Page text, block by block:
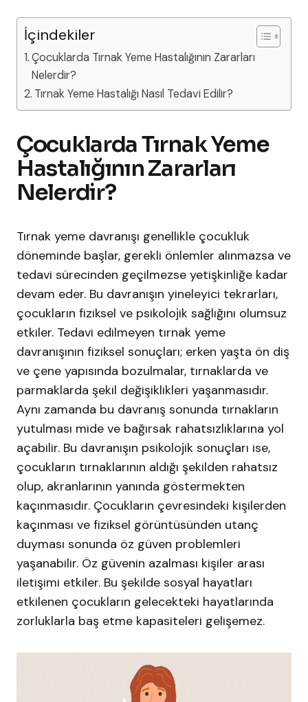
İçindekiler
Çocuklarda Tırnak Yeme Hastalığının Zararları
Nelerdir?
Tırnak Yeme Hastalığı Nasıl Tedavi Edilir?
Çocuklarda Tırnak Yeme
Hastalığının Zararları
Nelerdir?
Tırnak yeme davranışı genellikle çocukluk
döneminde başlar, gerekli önlemler alınmazsa ve
tedavi sürecinden geçilmezse yetişkinliğe kadar
devam eder. Bu davranışın yineleyici tekrarları,
çocukların fiziksel ve psikolojik sağlığını olumsuz
etkiler. Tedavi edilmeyen tırnak yeme
davranışının fiziksel sonuçları; erken yaşta ön diş
ve çene yapısında bozulmalar, tırnaklarda ve
parmaklarda şekil değişiklikleri yaşanmasıdır.
Aynı zamanda bu davranış sonunda tırnakların
yutulması mide ve bağırsak rahatsızlıklarına yol
açabilir. Bu davranışın psikolojik sonuçları ise,
çocukların tırnaklarının aldığı şekilden rahatsız
olup, akranlarının yanında göstermekten
kaçınmasıdır. Çocukların çevresindeki kişilerden
kaçınması ve fiziksel görüntüsünden utanç
duyması sonunda öz güven problemleri
yaşanabilir. Öz güvenin azalması kişiler arası
iletişimi etkiler. Bu şekilde sosyal hayatları
etkilenen çocukların gelecekteki hayatlarında
zorluklarla baş etme kapasiteleri gelişemez.